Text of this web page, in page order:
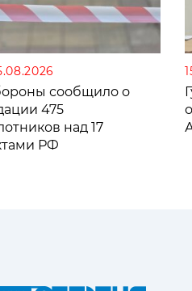
сообщило о
475
над 17
РФ